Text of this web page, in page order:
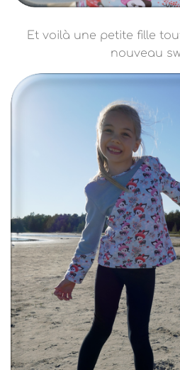
Et voilà une petite fille
nouveau